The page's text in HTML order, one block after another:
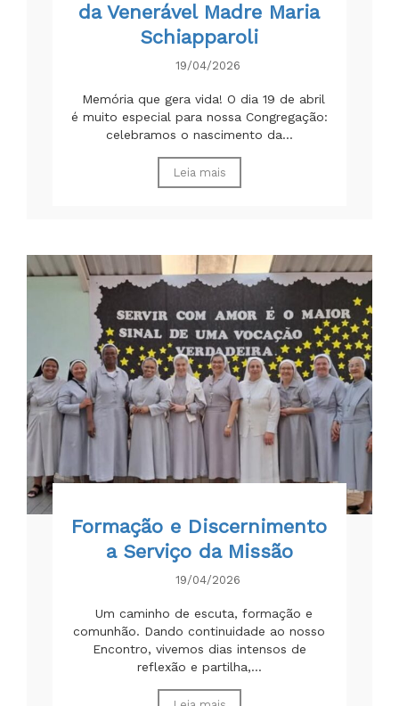
da Venerável Madre Maria
Schiapparoli
19/04/2026
Memória que gera vida! O dia 19 de abril
é muito especial para nossa Congregação:
celebramos o nascimento da...
Leia mais
Formação e Discernimento
a Serviço da Missão
19/04/2026
Um caminho de escuta, formação e
comunhão. Dando continuidade ao nosso
Encontro, vivemos dias intensos de
reflexão e partilha,...